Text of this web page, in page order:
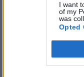
I want
of my
was
Opted
Az előfizetés a
Portfolio.hu
kötéslistái